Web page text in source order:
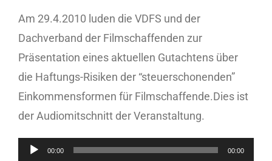
Mitgliedschaft
Berufsbilder
Service
Links
Am 29.4.2010 luden die VDFS und der
Dachverband der Filmschaffenden zur
Präsentation eines aktuellen Gutachtens über
die Haftungs-Risiken der “steuerschonenden”
Einkommensformen für Filmschaffende.Dies ist
der Audiomitschnitt der Veranstaltung.
Audio-00:00 00:00